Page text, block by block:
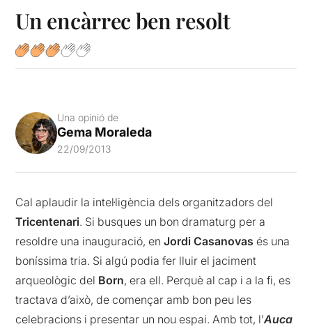
Un encàrrec ben resolt
Una opinió de
Gema Moraleda
22/09/2013
Cal aplaudir la intel·ligència dels organitzadors del
Tricentenari. Si busques un bon dramaturg per a
resoldre una inauguració, enJordi Casanovas és una
boníssima tria. Si algú podia fer lluir el jaciment
arqueològic del Born, era ell. Perquè al cap i a la fi, es
tractava d’això, de començar amb bon peu les
celebracions i presentar un nou espai. Amb tot, l’Auca